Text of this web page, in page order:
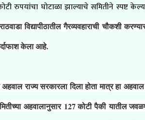
रुपयांचा घोटाळा झाल्याचे समितीने स्पष्ट
विद्यापीठातील गैरव्यवहाराची चौकशी
केला आहे.
राज्य सरकारला दिला होता मात्र हा
अहवालानुसार 127 कोटी पैकीयातील